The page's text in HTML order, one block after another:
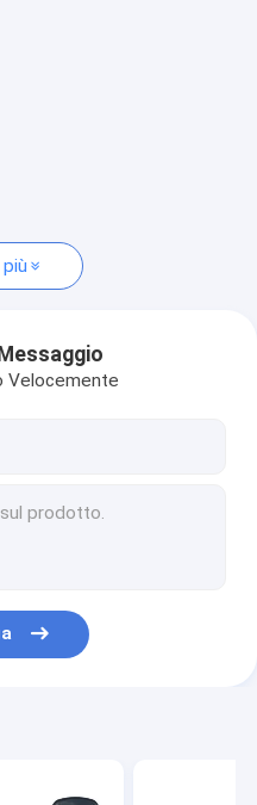
Velocemente